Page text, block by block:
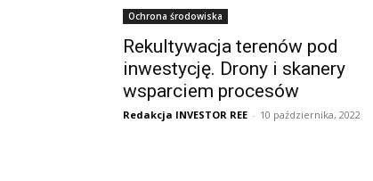
Ochrona środowiska
Rekultywacja terenów pod
inwestycję. Drony i skanery
wsparciem procesów
Redakcja INVESTOR REE - 10 października, 2022